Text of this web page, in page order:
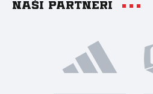
Naši partneri